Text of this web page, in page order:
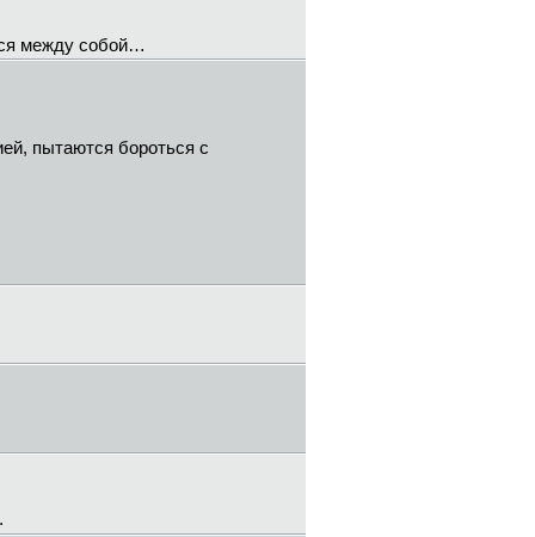
между собой…
пытаются бороться с